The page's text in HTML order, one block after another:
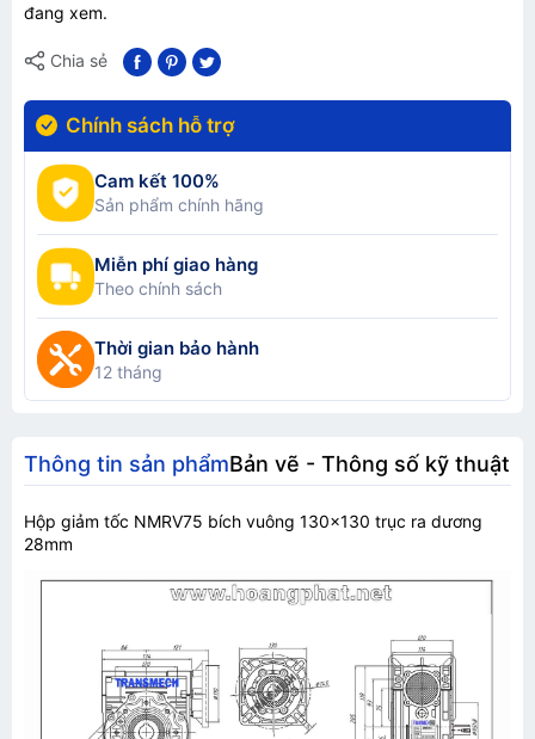
đang xem.
Chia sẻ
Chính sách hỗ trợ
Cam kết 100%
Sản phẩm chính hãng
Miễn phí giao hàng
Theo chính sách
Thời gian bảo hành
12 tháng
Thông tin sản phẩmBản vẽ - Thông số kỹ thuật
Hộp giảm tốc NMRV75 bích vuông 130x130 trục ra dương
28mm